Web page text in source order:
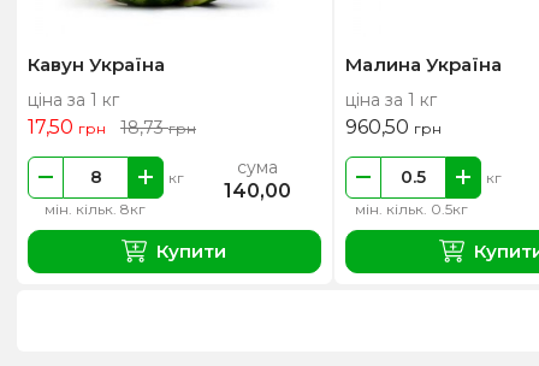
Кавун Україна
ціна за 1 кг
17,50 грн 18,73грн
мін. кільк. 8кг
кг сума
140,00
Купити
Малина Україна
ціна за 1 кг
960,50 грн
мін. кільк. 0.5кг
кг